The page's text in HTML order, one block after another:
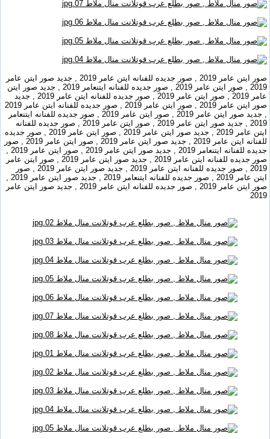
صور ايتن عامر 2019 , صور جديده للفنانه ايتن عامر 2019 , جديد صور ايتن عامر
2019 , صور ايتن عامر 2019 , صور جديده للفنانه ايتنعامر 2019 , جديد صور ايتن
عامر 2019 , صور ايتن عامر 2019 , صور جديده للفنانه ايتن عامر 2019 , جديد
صور ايتن عامر 2019 , صور ايتن عامر 2019 , صور جديده للفنانه ايتن عامر 2019
, جديد صور ايتن عامر 2019 , صور ايتن عامر 2019 , صور جديده للفنانه ايتنعامر
2019 , جديد صور ايتن عامر 2019 , صور ايتن عامر 2019 , صور جديده للفنانه
ايتن عامر 2019 , جديد صور ايتن عامر 2019 , صور ايتن عامر 2019 , صور جديده
للفنانه ايتن عامر 2019 , جديد صور ايتن عامر 2019 , صور ايتن عامر 2019 , صور
جديده للفنانه ايتنعامر 2019 , جديد صور ايتن عامر 2019 , صور ايتن عامر 2019 ,
صور جديده للفنانه ايتن عامر 2019 , جديد صور ايتن عامر 2019 , صور ايتن عامر
2019 , صور جديده للفنانه ايتن عامر 2019 , جديد صور ايتن عامر 2019 , صور
ايتن عامر 2019 , صور جديده للفنانه ايتنعامر 2019 , جديد صور ايتن عامر 2019 ,
صور ايتن عامر 2019 , صور جديده للفنانه ايتن عامر 2019 , جديد صور ايتن عامر
2019